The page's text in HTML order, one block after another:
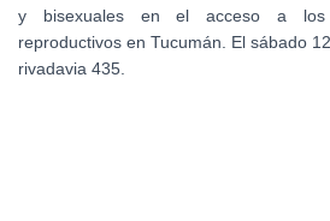
y bisexuales en el acceso a los
reproductivos en Tucumán. El sábado
rivadavia 435.